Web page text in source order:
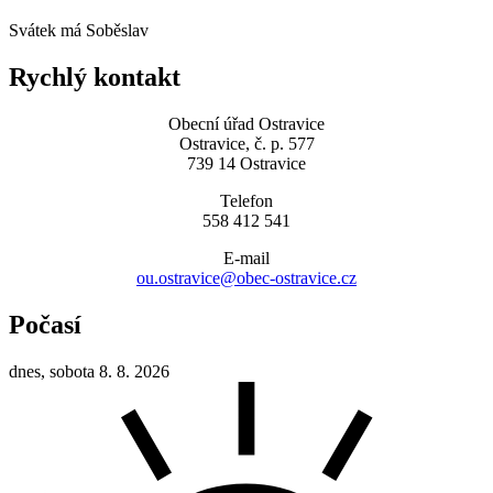
Svátek má Soběslav
Rychlý kontakt
Obecní úřad Ostravice
Ostravice, č. p. 577
739 14 Ostravice
Telefon
558 412 541
E-mail
ou.ostravice@obec-ostravice.cz
Počasí
dnes, sobota 8. 8. 2026